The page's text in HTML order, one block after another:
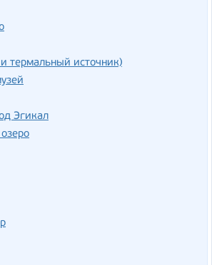
термальный источник)
Эгикал